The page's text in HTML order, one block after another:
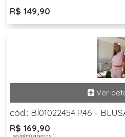
R$ 149,90
cód.: Bl01022454.P.46 -
R$ 169,90